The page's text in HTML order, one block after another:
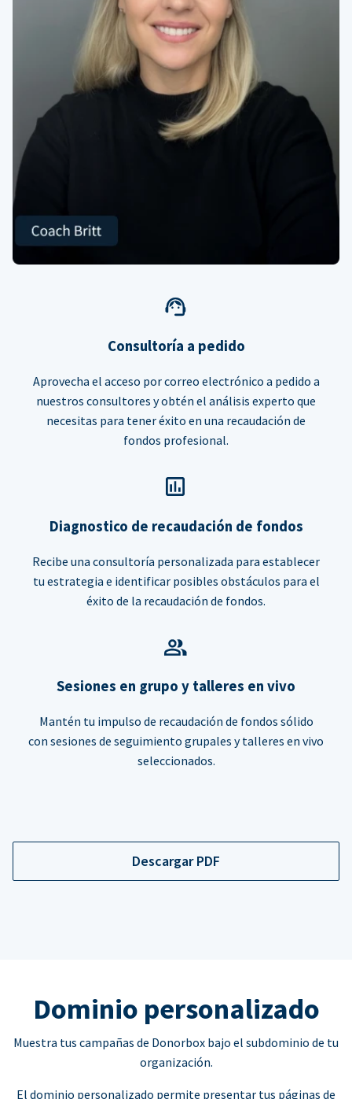
Consultoría a pedido
Aprovecha el acceso por correo electrónico a pedido a
nuestros consultores y obtén el análisis experto que
necesitas para tener éxito en una recaudación de
fondos profesional.
Diagnostico de recaudación de fondos
Recibe una consultoría personalizada para establecer
tu estrategia e identificar posibles obstáculos para el
éxito de la recaudación de fondos.
Sesiones en grupo y talleres en vivo
Mantén tu impulso de recaudación de fondos sólido
con sesiones de seguimiento grupales y talleres en vivo
seleccionados.
Descargar PDF
Dominio personalizado
Muestra tus campañas de Donorbox bajo el subdominio de tu
organización.
El dominio personalizado permite presentar tus páginas de